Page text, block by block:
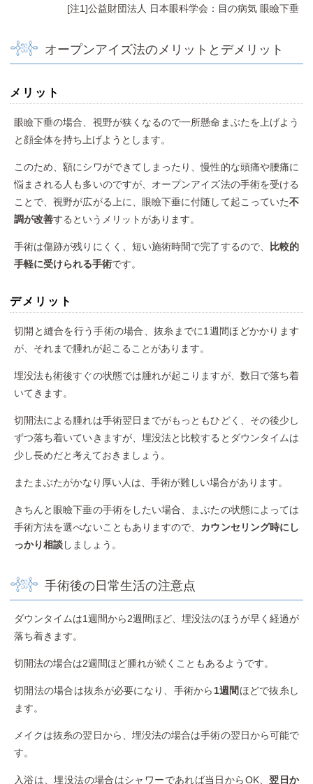
[注1]公益財団法人 日本眼科学会：目の病気 眼瞼下垂
オープンアイズ法のメリットとデメリット
メリット
眼瞼下垂の場合、視野が狭くなるので一所懸命まぶたを上げよう
と顔全体を持ち上げようとします。
このため、額にシワができてしまったり、慢性的な頭痛や腰痛に
悩まされる人も多いのですが、オープンアイズ法の手術を受ける
ことで、視野が広がる上に、眼瞼下垂に付随して起こっていた不
調が改善するというメリットがあります。
手術は傷跡が残りにくく、短い施術時間で完了するので、
比較的
手軽に受けられる手術です。
デメリット
切開と縫合を行う手術の場合、抜糸までに1週間ほどかかります
が、それまで腫れが起こることがあります。
埋没法も術後すぐの状態では腫れが起こりますが、数日で落ち着
いてきます。
切開法による腫れは手術翌日までがもっともひどく、その後少し
ずつ落ち着いていきますが、埋没法と比較するとダウンタイムは
少し長めだと考えておきましょう。
またまぶたがかなり厚い人は、手術が難しい場合があります。
きちんと眼瞼下垂の手術をしたい場合、まぶたの状態によっては
手術方法を選べないこともありますので、 カウンセリング時にし
っかり相談しましょう。
手術後の日常生活の注意点
ダウンタイムは1週間から2週間ほど、埋没法のほうが早く経過が
落ち着きます。
切開法の場合は2週間ほど腫れが続くこともあるようです。
切開法の場合は抜糸が必要になり、手術から1週間ほどで抜糸し
ます。
メイクは抜糸の翌日から、埋没法の場合は手術の翌日から可能で
す。
入浴は、埋没法の場合はシャワーであれば当日からOK、翌日か